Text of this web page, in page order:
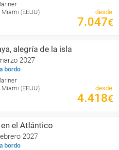
(EEUU)
desde
7.047€
alegría de la isla
2027
bordo
(EEUU)
desde
4.418€
el Atlántico
2027
bordo